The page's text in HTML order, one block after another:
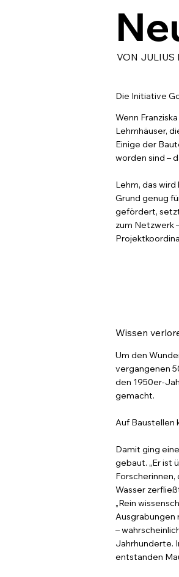
VON JULIUS
Die Initiative
Wenn
Lehmhäuser,
Einige der
worden sind –
Lehm, das
Grund genug
gefördert,
zum Netzwerk
Wissen
Um den
vergangenen
den 1950er-
gemacht.
Auf Baustellen
Damit ging
gebaut. „Er ist
Wasser
„Rein
Ausgrabungen
–
Jahrhunderte.
entstanden